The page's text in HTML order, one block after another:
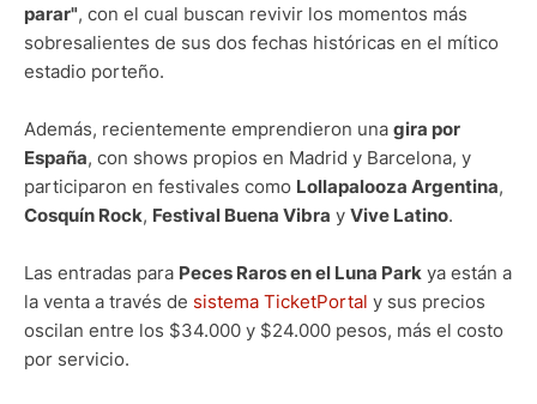
parar", con el cual buscan revivir los momentos más
sobresalientes de sus dos fechas históricas en el mítico
estadio porteño.
Además, recientemente emprendieron una gira por
España, con shows propios en Madrid y Barcelona, y
participaron en festivales como Lollapalooza Argentina,
Cosquín Rock, Festival Buena Vibra y Vive Latino.
Las entradas para Peces Raros en el Luna Park ya están a
la venta a través de sistema TicketPortal y sus precios
oscilan entre los $34.000 y $24.000 pesos, más el costo
por servicio.